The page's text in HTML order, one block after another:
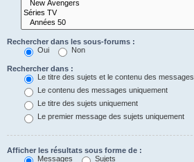
Rechercher dans les sous-forums :
Oui
Non
Rechercher dans :
Le titre des sujets et le contenu des messages
Le contenu des messages uniquement
Le titre des sujets uniquement
Le premier message des sujets uniquement
Afficher les résultats sous forme de :
Messages
Sujets